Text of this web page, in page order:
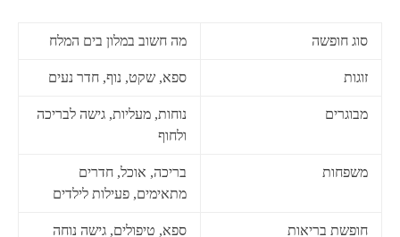
סוג חופשה מה חשוב במלון בים המלח
זוגות ספא, שקט, נוף, חדר נעים
מבוגרים
נוחות, מעליות, גישה לבריכה
ולחוף
משפחות
בריכה, אוכל, חדרים
מתאימים, פעילות לילדים
חופשת בריאות
ספא, טיפולים, גישה נוחה